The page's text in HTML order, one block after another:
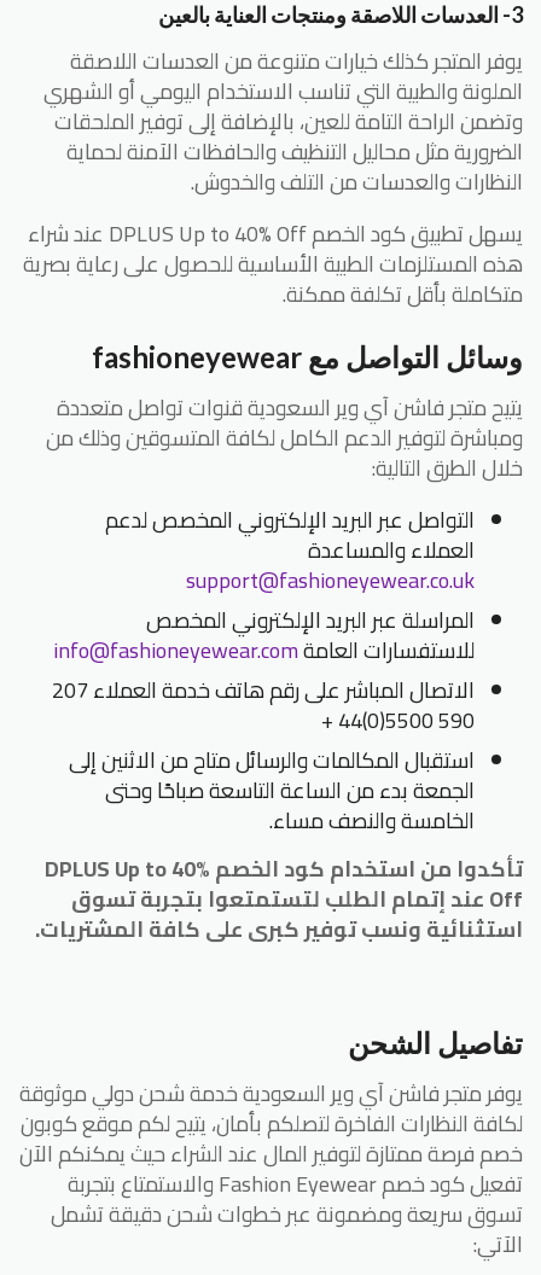
3- العدسات اللاصقة ومنتجات العناية بالعين
يوفر المتجر كذلك خيارات متنوعة من العدسات اللاصقة
الملونة والطبية التي تناسب الاستخدام اليومي أو الشهري
وتضمن الراحة التامة للعين، بالإضافة إلى توفير الملحقات
الضرورية مثل محاليل التنظيف والحافظات الآمنة لحماية
النظارات والعدسات من التلف والخدوش.
يسهل تطبيق كود الخصم DPLUS Up to 40% Off عند شراء
هذه المستلزمات الطبية الأساسية للحصول على رعاية بصرية
متكاملة بأقل تكلفة ممكنة.
وسائل التواصل مع fashioneyewear
يتيح متجر فاشن آي وير السعودية قنوات تواصل متعددة
ومباشرة لتوفير الدعم الكامل لكافة المتسوقين وذلك من
خلال الطرق التالية:
التواصل عبر البريد الإلكتروني المخصص لدعم
العملاء والمساعدة
support@fashioneyewear.co.uk
المراسلة عبر البريد الإلكتروني المخصص
للاستفسارات العامةinfo@fashioneyewear.com
الاتصال المباشر على رقم هاتف خدمة العملاء207
590 5500(0)44 +
استقبال المكالمات والرسائل متاح من الاثنين إلى
الجمعة بدء من الساعة التاسعة صباحًا وحتى
الخامسة والنصف مساء.
تأكدوا من استخدام كود الخصم DPLUS Up to 40%
Off عند إتمام الطلب لتستمتعوا بتجربة تسوق
استثنائية ونسب توفير كبرى على كافة المشتريات.
تفاصيل الشحن
يوفر متجر فاشن آي وير السعودية خدمة شحن دولي موثوقة
لكافة النظارات الفاخرة لتصلكم بأمان، يتيح لكم موقع كوبون
خصم فرصة ممتازة لتوفير المال عند الشراء حيث يمكنكم الآن
تفعيل كود خصم Fashion Eyewear والاستمتاع بتجربة
تسوق سريعة ومضمونة عبر خطوات شحن دقيقة تشمل
الآتي: